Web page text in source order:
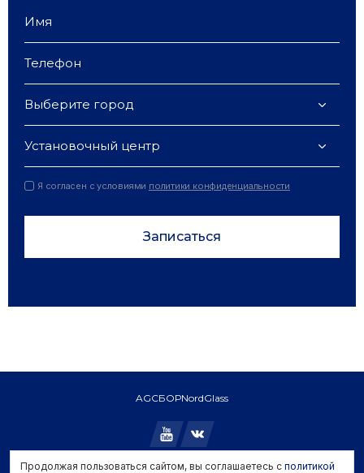
Выберите город
Установочный центр
Я согласен с условиями политики конфиденциальности
Записаться
AGCБОРNordGlass
Продолжая пользоваться сайтом, вы соглашаетесь с политикой